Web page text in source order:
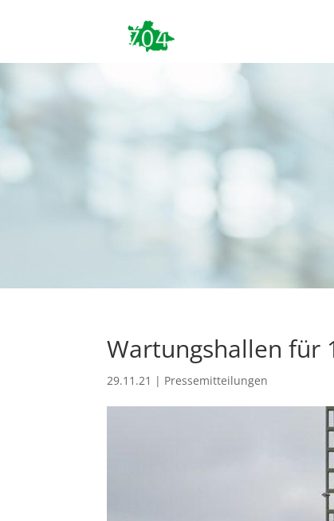
Wartungshallen für
29.11.21 | Pressemitteilungen